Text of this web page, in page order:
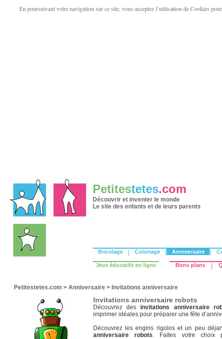
En poursuivant votre navigation sur ce site, vous acceptez l’utilisation de Cookies
Petitestetes.com
Découvrir et inventer le monde
Le site des enfants et de leurs parents
Bricolage Coloriage Anniversaire
Jeux éducatifs en ligne Bons plans
Petitestetes.com > Anniversaire > Invitations anniversaire
Invitations anniversaire robots
Découvrez desinvitations anniversaire
imprimer idéales pour préparer une fête
Découvrez les engins rigolos et un peu
anniversaire robots. Faites votre choix